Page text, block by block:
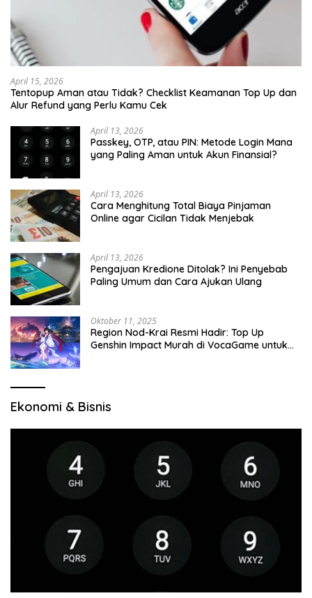
April 15, 2026
Tentopup Aman atau Tidak? Checklist Keamanan Top Up dan
Alur Refund yang Perlu Kamu Cek
April 13, 2026
Passkey, OTP, atau PIN: Metode Login Mana
yang Paling Aman untuk Akun Finansial?
April 13, 2026
Cara Menghitung Total Biaya Pinjaman
Online agar Cicilan Tidak Menjebak
April 13, 2026
Pengajuan Kredione Ditolak? Ini Penyebab
Paling Umum dan Cara Ajukan Ulang
Oktober 11, 2025
Region Nod-Krai Resmi Hadir: Top Up
Genshin Impact Murah di VocaGame untuk
Ekonomi & Bisnis